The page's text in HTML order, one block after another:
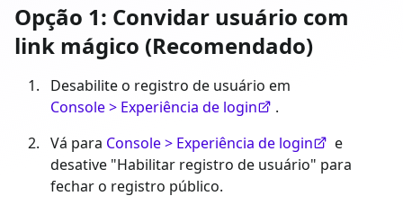
Opção 1: Convidar usuário com
link mágico (Recomendado)
Desabilite o registro de usuário em
Console > Experiência de login
.
Vá para Console > Experiência de login
e
desative "Habilitar registro de usuário" para
fechar o registro público.